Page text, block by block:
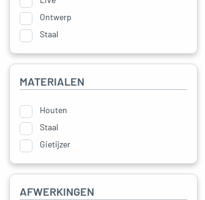
Ontwerp
Staal
MATERIALEN
Houten
Staal
Gietijzer
AFWERKINGEN